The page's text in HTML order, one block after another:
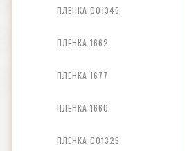
ПЛЕНКА 001346
ПЛЕНКА 1662
ПЛЕНКА 1677
ПЛЕНКА 1660
ПЛЕНКА 001325